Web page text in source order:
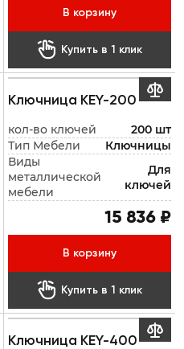
В корзину
 Купить в 1 клик
Ключница KEY-200
кол-во ключей
200 шт
Тип Мебели
Ключницы
Виды
металлической
мебели
Для
ключей
15 836 ₽
В корзину
 Купить в 1 клик

Ключница KEY-400
